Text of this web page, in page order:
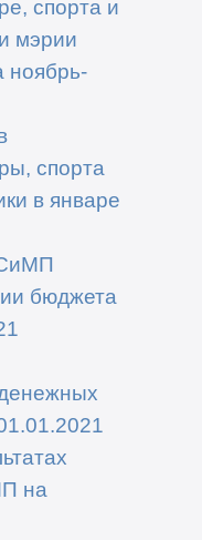
спорта и
мэрии
ноябрь-
спорта
в январе
бюджета
на